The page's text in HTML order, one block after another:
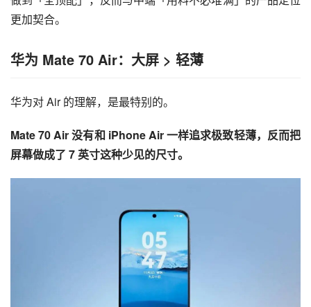
moto X70 Air 也带来一个思考：与其追求高端旗舰定位，
超薄的「Air」形态或许更适合中端价位。
在外观普遍同质化的中端市场中，一台更轻薄、更有辨识度
做到「全顶配」，反而与中端「用料不必堆满」的产品定位
更加契合。
华为对 Air 的理解，是最特别的。
Mate 70 Air 没有和 iPhone Air 一样追求极致轻薄，反而把
屏幕做成了 7 英寸这种少见的尺寸。